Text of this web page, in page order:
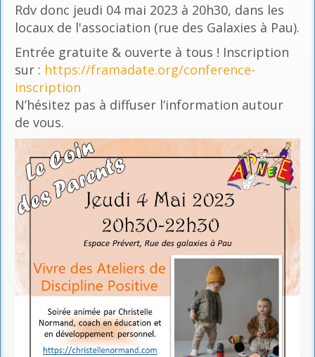
Rdv donc jeudi 04 mai 2023 à 20h30, dans les
locaux de l'association (rue des Galaxies à Pau).
Entrée gratuite & ouverte à tous ! Inscription
sur : https://framadate.org/conference-
inscription
N’hésitez pas à diffuser l’information autour
de vous.